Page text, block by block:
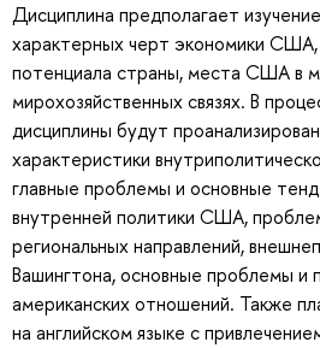
Дисциплина предполагает
характерных черт экономики США,
потенциала страны, места США в
мирохозяйственных связях. В
дисциплины будут
характеристики
главные проблемы и основные
внутренней политики США,
региональных направлений,
Вашингтона, основные проблемы и
американских отношений. Также
на английском языке с